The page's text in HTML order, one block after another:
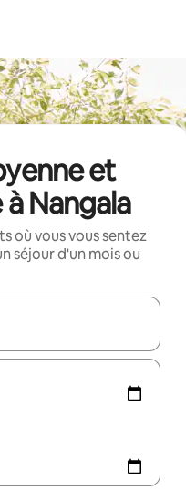
et
Nangala
où vous vous sentez
séjour d'un mois ou
utilisez les flèches vers